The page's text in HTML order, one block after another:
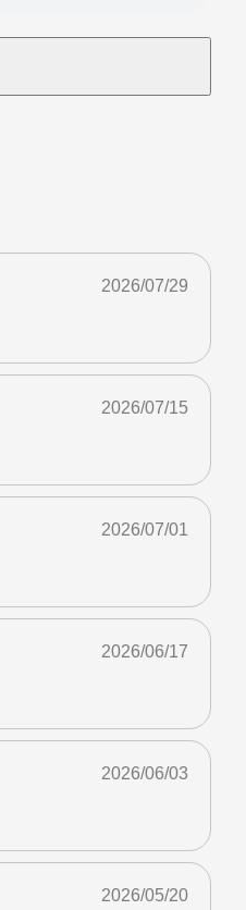
2026/07/29
2026/07/15
2026/07/01
2026/06/17
2026/06/03
2026/05/20